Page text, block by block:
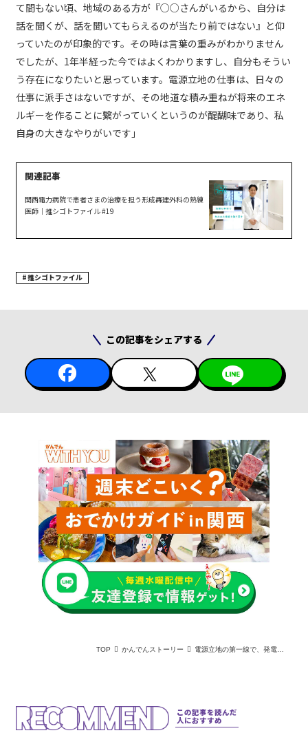
て間もない頃、地域のある方が『○○さんがいるから、自分は
話を聞くが、話を聞いてもらえるのが当たり前ではない』と仰
っていたのが印象的です。その時は言葉の重みがわかりません
でしたが、1年半経った今ではよくわかりますし、自分もそうい
う存在になりたいと思っています。電源立地の仕事は、日々の
仕事に派手さはないですが、その地道な積み重ねが将来のエネ
ルギーを作ることに繋がっていくというのが醍醐味であり、私
自身の大きなやりがいです」
関西電力病院で患者さまの治療を担う形成再建外科の熟練
医師｜推シゴトファイル #19
推シゴトファイル
この記事をシェアする
TOP かんでんストーリー 電源立地の第一線で、発電所の未来を見据え、地域との絆を深める｜推シゴトファイル#20
この記事を読んだ
人におすすめ